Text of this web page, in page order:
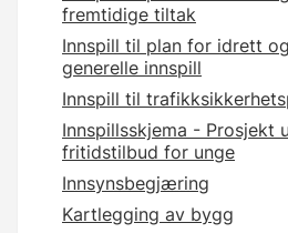
fremtidige tiltak
Innspill til plan for idrett
generelle innspill
Innspill til
Innspillsskjema - Prosjekt
fritidstilbud for unge
Innsynsbegjæring
Kartlegging av bygg